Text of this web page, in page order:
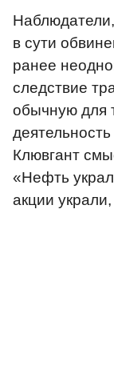
в сути
ранее
следствие
обычную для
Клювгант
«Нефть
акции